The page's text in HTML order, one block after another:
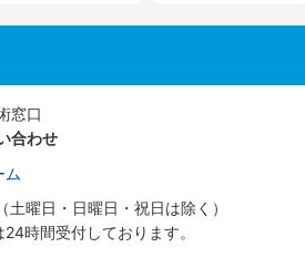
窓口
合わせ
ム
曜日・日曜日・祝日は除く）
時間受付しております。